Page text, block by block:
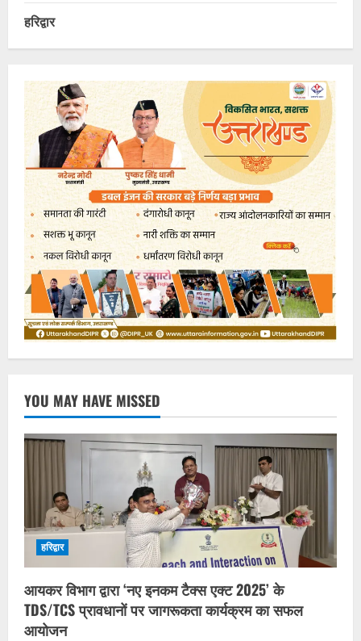
हरिद्वार
YOU MAY HAVE MISSED
हरिद्वार
आयकर विभाग द्वारा ‘नए इनकम टैक्स एक्ट 2025’ के
TDS/TCS प्रावधानों पर जागरूकता कार्यक्रम का सफल
आयोजन